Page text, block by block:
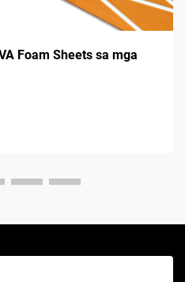
Foam Sheets sa mga